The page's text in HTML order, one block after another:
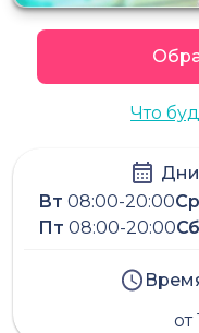
Что
Вт 08:00-20:00Ср
Пт 08:00-20:00Сб
от